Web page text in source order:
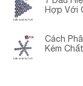
Hợp Với
Cách
Kém